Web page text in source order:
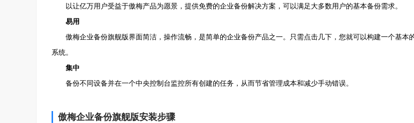
以让亿万用户受益于傲梅产品为愿景，提供免费的企业备份解决方案，可以满足大多数用户的基本备份需求。
易用
傲梅企业备份旗舰版界面简洁，操作流畅，是简单的企业备份产品之一。只需点击几下，您就可以构建一个基本
系统。
集中
备份不同设备并在一个中央控制台监控所有创建的任务，从而节省管理成本和减少手动错误。
傲梅企业备份旗舰版安装步骤